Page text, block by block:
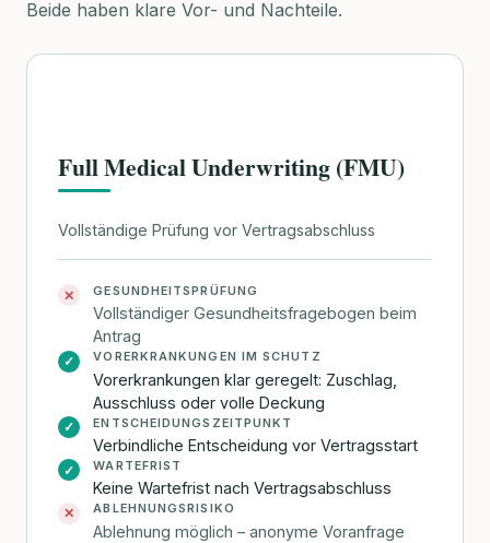
Beide haben klare Vor- und Nachteile.
Full Medical Underwriting (FMU)
Vollständige Prüfung vor Vertragsabschluss
✕ GESUNDHEITSPRÜFUNG
Vollständiger Gesundheitsfragebogen beim
Antrag
✓ VORERKRANKUNGEN IM SCHUTZ
Vorerkrankungen klar geregelt: Zuschlag,
Ausschluss oder volle Deckung
✓ ENTSCHEIDUNGSZEITPUNKT
Verbindliche Entscheidung vor Vertragsstart
✓ WARTEFRIST
Keine Wartefrist nach Vertragsabschluss
✕ ABLEHNUNGSRISIKO
Ablehnung möglich – anonyme Voranfrage